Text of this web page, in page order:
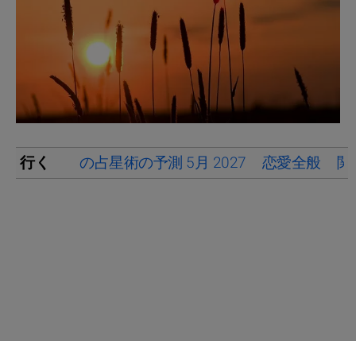
行く の占星術の予測 5月 2027 恋愛全般 関